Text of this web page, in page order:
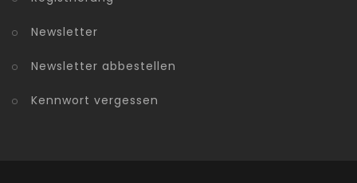
Newsletter
Newsletter abbestellen
Kennwort vergessen